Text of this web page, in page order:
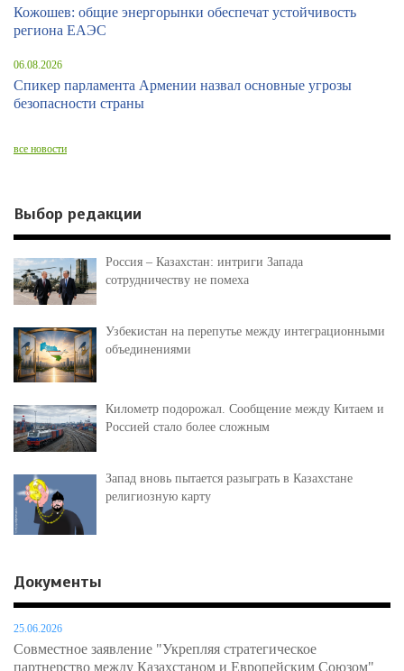
Кожошев: общие энергорынки обеспечат устойчивость
региона ЕАЭС
06.08.2026
Спикер парламента Армении назвал основные угрозы
безопасности страны
все новости
Выбор редакции
Россия – Казахстан: интриги Запада
сотрудничеству не помеха
Узбекистан на перепутье между интеграционными
объединениями
Километр подорожал. Сообщение между Китаем и
Россией стало более сложным
Запад вновь пытается разыграть в Казахстане
религиозную карту
Документы
25.06.2026
Совместное заявление "Укрепляя стратегическое
партнерство между Казахстаном и Европейским Союзом"